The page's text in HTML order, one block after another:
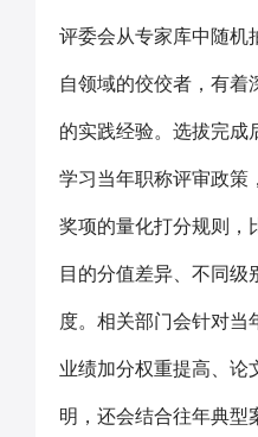
评委会从专家库中随机
自领域的佼佼者，有着
的实践经验。选拔完成
学习当年职称评审政策
奖项的量化打分规则，
目的分值差异、不同级
度。相关部门会针对当
业绩加分权重提高、论
明，还会结合往年典型